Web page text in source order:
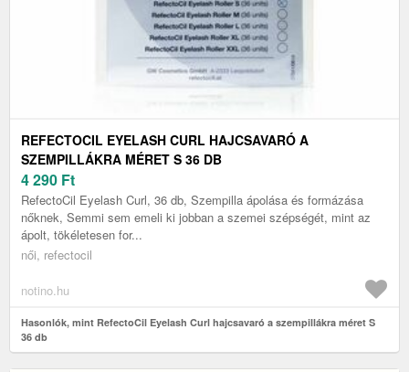
REFECTOCIL EYELASH CURL HAJCSAVARÓ A
SZEMPILLÁKRA MÉRET S 36 DB
4 290 Ft
RefectoCil Eyelash Curl, 36 db, Szempilla ápolása és formázása
nőknek, Semmi sem emeli ki jobban a szemei szépségét, mint az
ápolt, tökéletesen for...
női, refectocil
notino.hu
Hasonlók, mint RefectoCil Eyelash Curl hajcsavaró a szempillákra méret S
36 db